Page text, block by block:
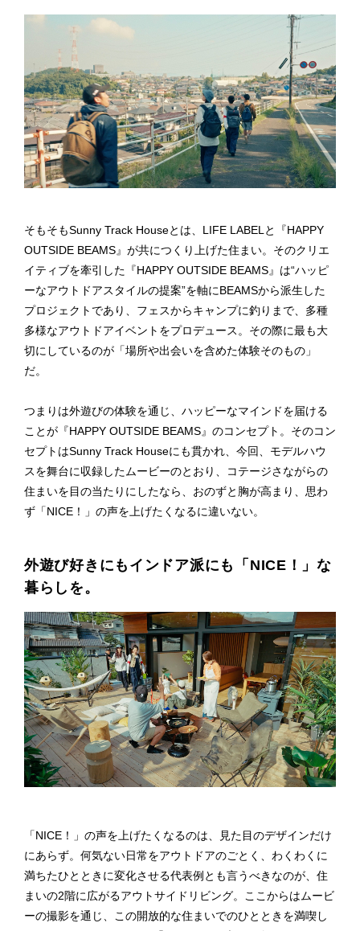
そもそもSunny Track Houseとは、LIFE LABELと『HAPPY
OUTSIDE BEAMS』が共につくり上げた住まい。そのクリエ
イティブを牽引した『HAPPY OUTSIDE BEAMS』は“ハッピ
ーなアウトドアスタイルの提案”を軸にBEAMSから派生した
プロジェクトであり、フェスからキャンプに釣りまで、多種
多様なアウトドアイベントをプロデュース。その際に最も大
切にしているのが「場所や出会いを含めた体験そのもの」
だ。
つまりは外遊びの体験を通じ、ハッピーなマインドを届ける
ことが『HAPPY OUTSIDE BEAMS』 のコンセプト。そのコン
セプトはSunny Track Houseにも貫かれ、今回、モデルハウ
スを舞台に収録したムービーのとおり、コテージさながらの
住まいを目の当たりにしたなら、おのずと胸が高まり、思わ
ず「NICE！」の声を上げたくなるに違いない。
外遊び好きにもインドア派にも「NICE！」な
暮らしを。
「NICE！」の声を上げたくなるのは、見た目のデザインだけ
にあらず。何気ない日常をアウトドアのごとく、わくわくに
満ちたひとときに変化させる代表例とも言うべきなのが、住
まいの2階に広がるアウトサイドリビング。ここからはムービ
ーの撮影​​を通じ、この開放的な住まいでのひとときを満喫し